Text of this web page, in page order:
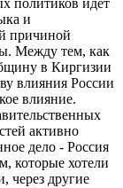
политиков идет
и
причиной
Между тем, как
в Киргизии
влияния России
влияние.
активно
дело - Россия
которые хотели
через другие